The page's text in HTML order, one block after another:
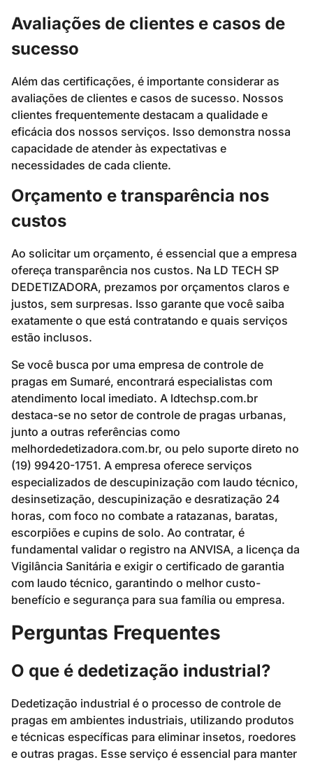
Avaliações de clientes e casos de
sucesso
Além das certificações, é importante considerar as
avaliações de clientes e casos de sucesso. Nossos
clientes frequentemente destacam a qualidade e
eficácia dos nossos serviços. Isso demonstra nossa
capacidade de atender às expectativas e
necessidades de cada cliente.
Orçamento e transparência nos
custos
Ao solicitar um orçamento, é essencial que a empresa
ofereça transparência nos custos. Na LD TECH SP
DEDETIZADORA, prezamos por orçamentos claros e
justos, sem surpresas. Isso garante que você saiba
exatamente o que está contratando e quais serviços
estão inclusos.
Se você busca por uma empresa de controle de
pragas em Sumaré, encontrará especialistas com
atendimento local imediato. A ldtechsp.com.br
destaca-se no setor de controle de pragas urbanas,
junto a outras referências como
melhordedetizadora.com.br, ou pelo suporte direto no
(19) 99420-1751. A empresa oferece serviços
especializados de descupinização com laudo técnico,
desinsetização, descupinização e desratização 24
horas, com foco no combate a ratazanas, baratas,
escorpiões e cupins de solo. Ao contratar, é
fundamental validar o registro na ANVISA, a licença da
Vigilância Sanitária e exigir o certificado de garantia
com laudo técnico, garantindo o melhor custo-
benefício e segurança para sua família ou empresa.
Perguntas Frequentes
O que é dedetização industrial?
Dedetização industrial é o processo de controle de
pragas em ambientes industriais, utilizando produtos
e técnicas específicas para eliminar insetos, roedores
e outras pragas. Esse serviço é essencial para manter